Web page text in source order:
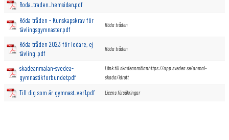
KONTAKT
BOKNINGSSIDA
Roda_traden_hemsidan.pdf
Röda tråden - Kunskapskrav för
tävlingsgymnaster.pdf
Röda tråden
Röda tråden 2023 för ledare, ej
tävling .pdf
Röda tråden
skadeanmalan-svedea-
gymnastikforbundet.pdf
Länk till skadeanmälanhttps://app.svedea.se/anmal-
skada/idrott
Till dig som är gymnast_ver1.pdf Licens försäkringar